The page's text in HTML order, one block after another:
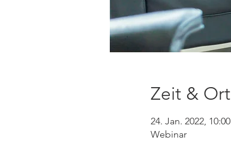
Zeit & Ort
24. Jan. 2022, 10:00
Webinar